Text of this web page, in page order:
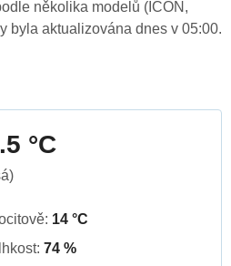
několika modelů (ICON,
byla aktualizována dnes v 05:00.
°C
14 °C
74 %